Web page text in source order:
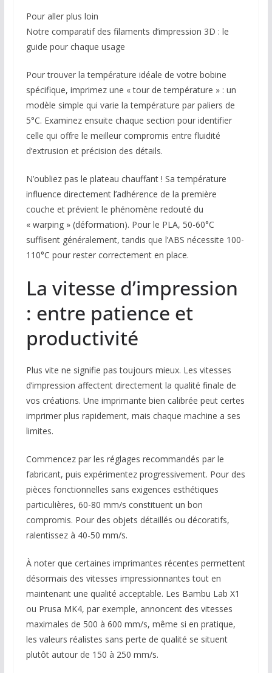
Pour aller plus loin
Notre comparatif des filaments d’impression 3D : le
guide pour chaque usage
Pour trouver la température idéale de votre bobine
spécifique, imprimez une « tour de température » : un
modèle simple qui varie la température par paliers de
5°C. Examinez ensuite chaque section pour identifier
celle qui offre le meilleur compromis entre fluidité
d’extrusion et précision des détails.
N’oubliez pas le plateau chauffant ! Sa température
influence directement l’adhérence de la première
couche et prévient le phénomène redouté du
« warping » (déformation). Pour le PLA, 50-60°C
suffisent généralement, tandis que l’ABS nécessite 100-
110°C pour rester correctement en place.
La vitesse d’impression
: entre patience et
productivité
Plus vite ne signifie pas toujours mieux. Les vitesses
d’impression affectent directement la qualité finale de
vos créations. Une imprimante bien calibrée peut certes
imprimer plus rapidement, mais chaque machine a ses
limites.
Commencez par les réglages recommandés par le
fabricant, puis expérimentez progressivement. Pour des
pièces fonctionnelles sans exigences esthétiques
particulières, 60-80 mm/s constituent un bon
compromis. Pour des objets détaillés ou décoratifs,
ralentissez à 40-50 mm/s.
À noter que certaines imprimantes récentes permettent
désormais des vitesses impressionnantes tout en
maintenant une qualité acceptable. Les Bambu Lab X1
ou Prusa MK4, par exemple, annoncent des vitesses
maximales de 500 à 600 mm/s, même si en pratique,
les valeurs réalistes sans perte de qualité se situent
plutôt autour de 150 à 250 mm/s.